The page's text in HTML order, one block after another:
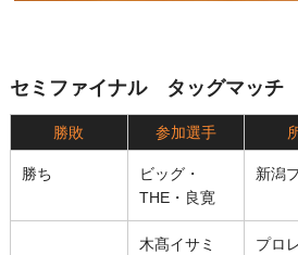
セミファイナル タッグマッチ
勝敗 参加選手
勝ち
ビッグ・
THE・良寛
新潟
木髙イサミ
プロ